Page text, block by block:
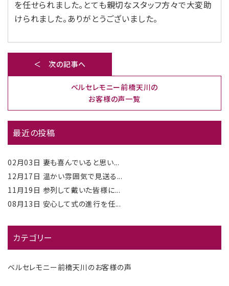
を任せられました。とても親切なスタッフ方々で大変助
けられました。ありがとうございました。
＜ 次の記事へ
ベルセレモニー前橋天川の
お客様の声一覧
最近の投稿
02月03日 妻も喜んでいると思い...
12月17日 温かい雰囲気で見送る...
11月19日 参列して戴いた皆様に...
08月13日 安心して式の進行を任...
カテゴリー
ベルセレモニー前橋天川のお客様の声